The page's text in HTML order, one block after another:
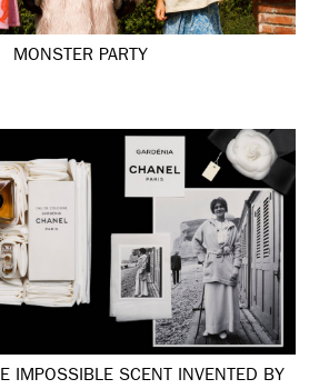
MONSTER PARTY
IMPOSSIBLE SCENT INVENTED BY